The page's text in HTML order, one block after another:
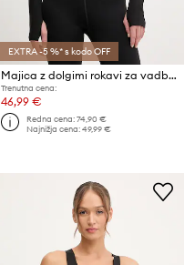
EXTRA -5 %* s kodo OFF
Majica z dolgimi rokavi za vadbo Calvin Klein Performance
Trenutna cena:
46,99 €
Redna cena:74,90 €
Najnižja cena:49,99 €